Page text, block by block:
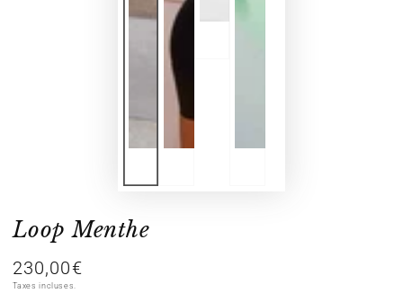
Loop Menthe
Prix
normal
230,00€
Taxes incluses.